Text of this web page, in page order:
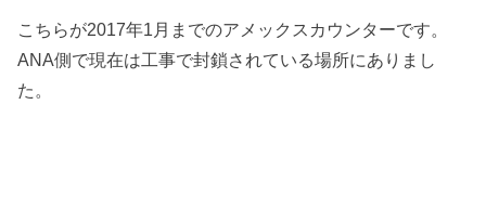
こちらが2017年1月までのアメックスカウンターです。
ANA側で現在は工事で封鎖されている場所にありまし
た。